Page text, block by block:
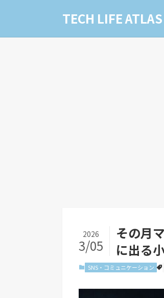
TECH LIFE ATLAS
その月
に出る
2026
3/05
SNS・コミュニケーション